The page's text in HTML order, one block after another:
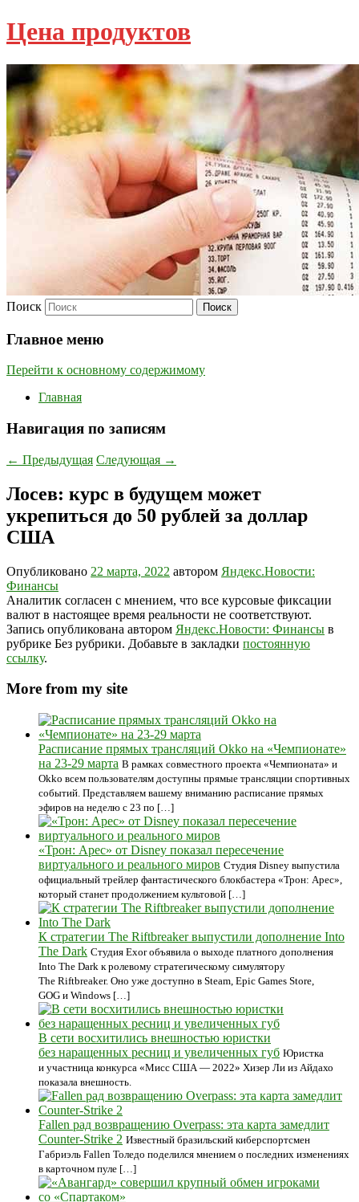
Цена продуктов
Поиск
Главное меню
Перейти к основному содержимому
Главная
Навигация по записям
← Предыдущая Следующая →
Лосев: курс в будущем может
укрепиться до 50 рублей за доллар
США
Опубликовано 22 марта, 2022 автором Яндекс.Новости:
Финансы
Аналитик согласен с мнением, что все курсовые фиксации
валют в настоящее время реальности не соответствуют.
Запись опубликована автором Яндекс.Новости: Финансы в
рубрике Без рубрики. Добавьте в закладки постоянную
ссылку.
More from my site
Расписание прямых трансляций Okko на «Чемпионате»
на 23-29 марта В рамках совместного проекта «Чемпионата» и
Okko всем пользователям доступны прямые трансляции спортивных
событий. Представляем вашему вниманию расписание прямых
эфиров на неделю с 23 по […]
«Трон: Арес» от Disney показал пересечение
виртуального и реального миров Студия Disney выпустила
официальный трейлер фантастического блокбастера «Трон: Арес»,
который станет продолжением культовой […]
К стратегии The Riftbreaker выпустили дополнение Into
The Dark Студия Exor объявила о выходе платного дополнения
Into The Dark к ролевому стратегическому симулятору
The Riftbreaker. Оно уже доступно в Steam, Epic Games Store,
GOG и Windows […]
В сети восхитились внешностью юристки
без наращенных ресниц и увеличенных губ Юристка
и участница конкурса «Мисс США — 2022» Хизер Ли из Айдахо
показала внешность.
Fallen рад возвращению Overpass: эта карта замедлит
Counter-Strike 2 Известный бразильский киберспортсмен
Габриэль Fallen Толедо поделился мнением о последних изменениях
в карточном пуле […]